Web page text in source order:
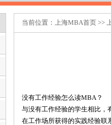
当前位置： 上海MBA首页 >>
没有工作经验怎么读MBA？
与没有工作经验的学生相比，
在工作场所获得的实践经验联